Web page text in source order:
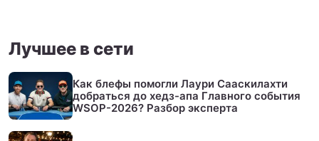
Лучшее в сети
Как блефы помогли Лаури Сааскилахти
добраться до хедз-апа Главного события
WSOP-2026? Разбор эксперта